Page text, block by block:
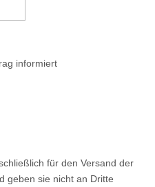
informiert
für den Versand der
geben sie nicht an Dritte